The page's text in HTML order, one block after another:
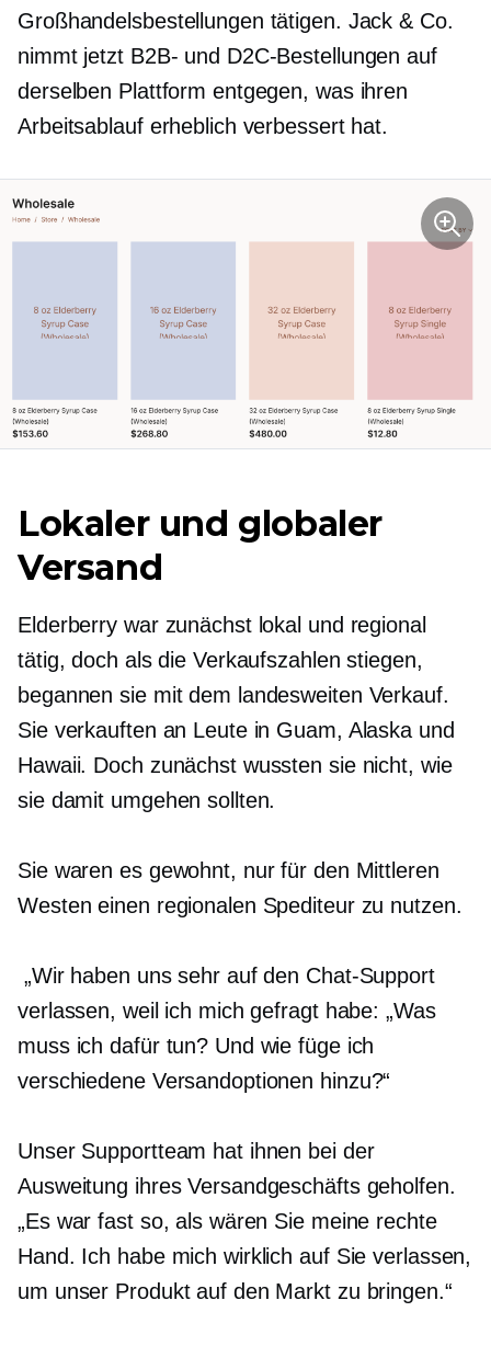
Großhandelsbestellungen tätigen. Jack & Co.
nimmt jetzt B2B- und D2C-Bestellungen auf
derselben Plattform entgegen, was ihren
Arbeitsablauf erheblich verbessert hat.
Lokaler und globaler
Versand
Elderberry war zunächst lokal und regional
tätig, doch als die Verkaufszahlen stiegen,
begannen sie mit dem landesweiten Verkauf.
Sie verkauften an Leute in Guam, Alaska und
Hawaii. Doch zunächst wussten sie nicht, wie
sie damit umgehen sollten.
Sie waren es gewohnt, nur für den Mittleren
Westen einen regionalen Spediteur zu nutzen.
„Wir haben uns sehr auf den Chat-Support
verlassen, weil ich mich gefragt habe: „Was
muss ich dafür tun? Und wie füge ich
verschiedene Versandoptionen hinzu?“
Unser Supportteam hat ihnen bei der
Ausweitung ihres Versandgeschäfts geholfen.
„Es war fast so, als wären Sie meine rechte
Hand. Ich habe mich wirklich auf Sie verlassen,
um unser Produkt auf den Markt zu bringen.“